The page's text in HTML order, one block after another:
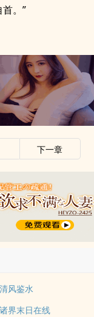
。”
下一章
清风鉴水
诸界末日在线